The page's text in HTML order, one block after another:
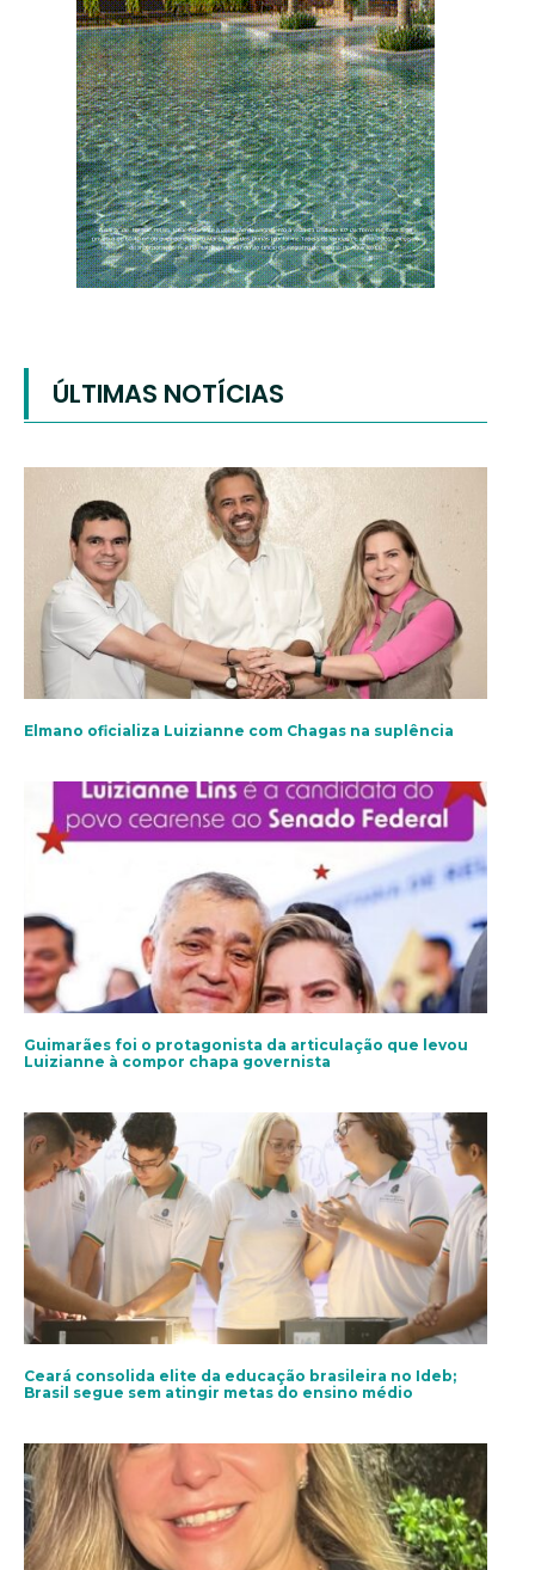
ÚLTIMAS NOTÍCIAS
Elmano oficializa Luizianne com Chagas na suplência
Guimarães foi o protagonista da articulação que levou
Luizianne à compor chapa governista
Ceará consolida elite da educação brasileira no Ideb;
Brasil segue sem atingir metas do ensino médio